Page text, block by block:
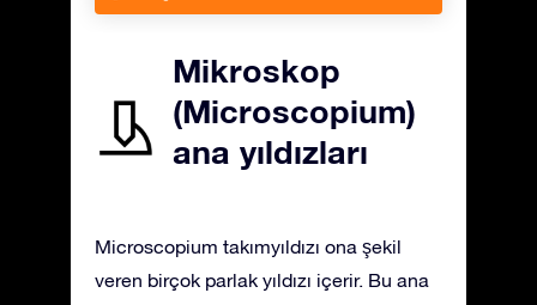
Mikroskop
(Microscopium)
ana yıldızları
Microscopium takımyıldızı ona şekil
veren birçok parlak yıldızı içerir. Bu ana